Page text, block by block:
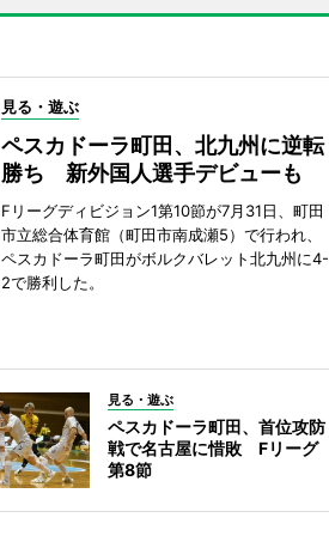
見る・遊ぶ
ペスカドーラ町田、北九州に逆転
勝ち 新外国人選手デビューも
Fリーグディビジョン1第10節が7月31日、町田
市立総合体育館（町田市南成瀬5）で行われ、
ペスカドーラ町田がボルクバレット北九州に4-
2で勝利した。
見る・遊ぶ
ペスカドーラ町田、首位攻防
戦で名古屋に惜敗 Fリーグ
第8節